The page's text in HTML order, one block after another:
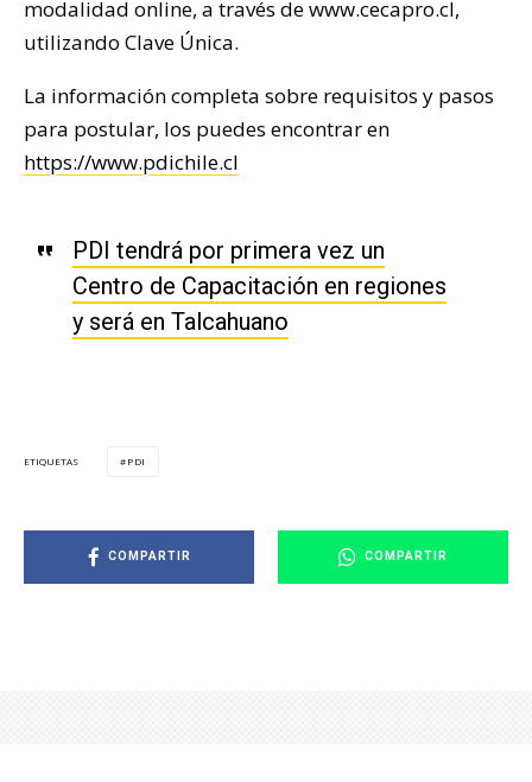
modalidad online, a través de www.cecapro.cl,
utilizando Clave Única.
La información completa sobre requisitos y pasos
para postular, los puedes encontrar en
https://www.pdichile.cl
PDI tendrá por primera vez un
Centro de Capacitación en regiones
y será en Talcahuano
ETIQUETAS PDI
COMPARTIR COMPARTIR